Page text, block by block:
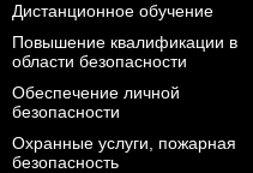
Дистанционное обучение
Повышение квалификации в
области безопасности
Обеспечение личной
безопасности
Охранные услуги, пожарная
безопасность